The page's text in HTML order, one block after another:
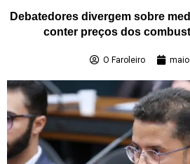
Debatedores divergem sobre
conter preços dos
O Faroleiro